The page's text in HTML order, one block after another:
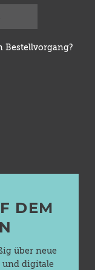
Bestellvorgang?
DEM
über neue
und digitale